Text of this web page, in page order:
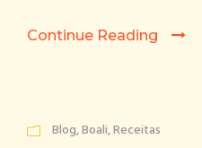
Continue Reading
Blog,Boali,Receitas